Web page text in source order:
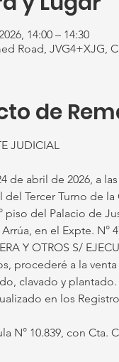
14:00 – 14:30
Road, JVG4+XJG,
de
JUDICIAL
de abril de 2026, a
del Tercer Turno de
piso del Palacio de
Arrúa, en el Expte. N°
Y OTROS S/
procederé a la
clavado y plantado.
en los
N° 10.839, con Cta.